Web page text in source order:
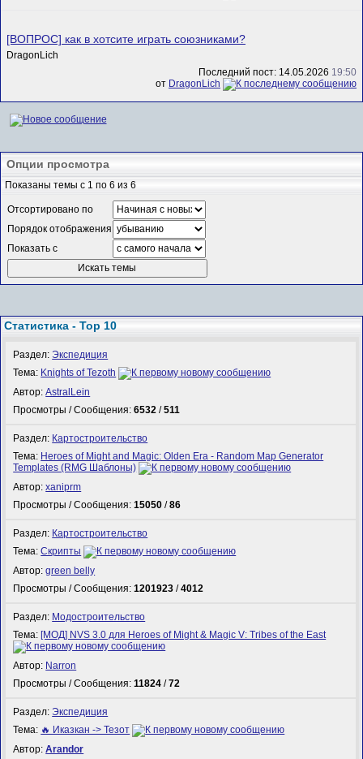
[ВОПРОС] как в хотсите играть союзниками?
DragonLich
Последний пост: 14.05.2026 19:50
от DragonLich
Опции просмотра
Показаны темы с 1 по 6 из 6
Отсортировано по
Порядок отображения
Показать с
Статистика - Top 10
Раздел:Экспедиция
Тема: Knights of Tezoth
Автор:AstralLein
Просмотры / Сообщения:6532 /511
Раздел: Картостроительство
Тема: Heroes of Might and Magic: Olden Era - Random Map Generator
Templates (RMG Шаблоны)
Автор:xaniprm
Просмотры / Сообщения:15050 /86
Раздел: Картостроительство
Тема:Скрипты
Автор:green belly
Просмотры / Сообщения:1201923 /4012
Раздел: Модостроительство
Тема: [МОД] NVS 3.0 для Heroes of Might & Magic V: Tribes of the East
Автор: Narron
Просмотры / Сообщения:11824 /72
Раздел:Экспедиция
Тема: 🔥 Иказкан -> Тезот
Автор:Arandor